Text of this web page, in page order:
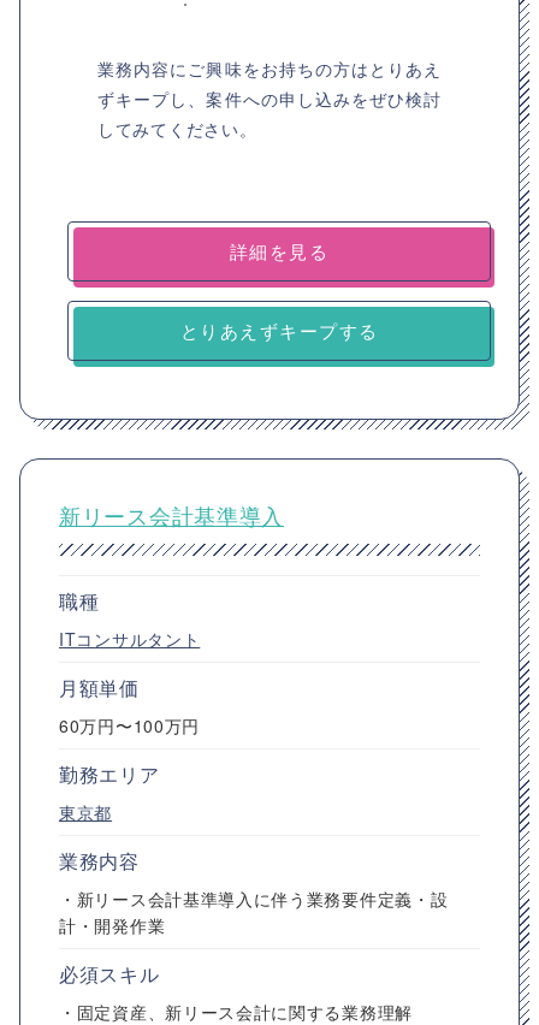
業務内容にご興味をお持ちの方はとりあえ
ずキープし、案件への申し込みをぜひ検討
してみてください。
詳細を見る
とりあえずキープする
新リース会計基準導入
職種
ITコンサルタント
月額単価
60万円〜100万円
勤務エリア
東京都
業務内容
・新リース会計基準導入に伴う業務要件定義・設
計・開発作業
必須スキル
・固定資産、新リース会計に関する業務理解